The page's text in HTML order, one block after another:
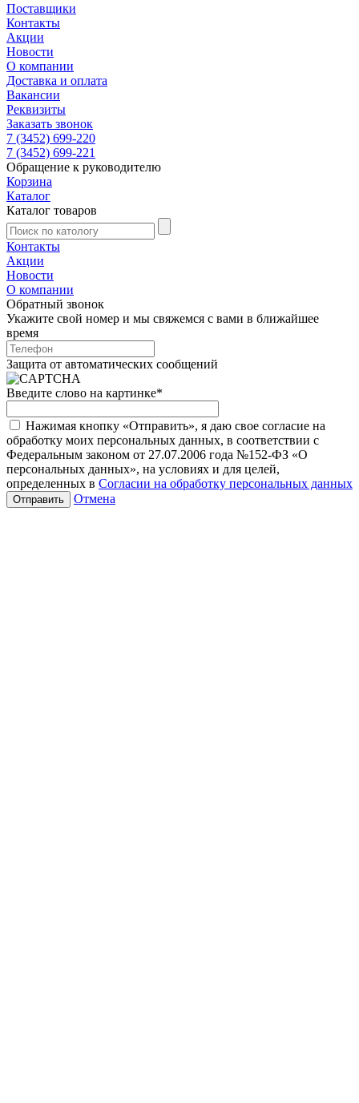
Поставщики
Контакты
Акции
Новости
О компании
Доставка и оплата
Вакансии
Реквизиты
Заказать звонок
7 (3452) 699-220
7 (3452) 699-221
Обращение к руководителю
Корзина
Каталог
Каталог товаров
Контакты
Акции
Новости
О компании
Обратный звонок
Укажите свой номер и мы свяжемся с вами в ближайшее
время
Защита от автоматических сообщений
Введите слово на картинке*
Нажимая кнопку «Отправить», я даю свое согласие на
обработку моих персональных данных, в соответствии с
Федеральным законом от 27.07.2006 года №152-ФЗ «О
персональных данных», на условиях и для целей,
определенных в Согласии на обработку персональных данных
Отмена